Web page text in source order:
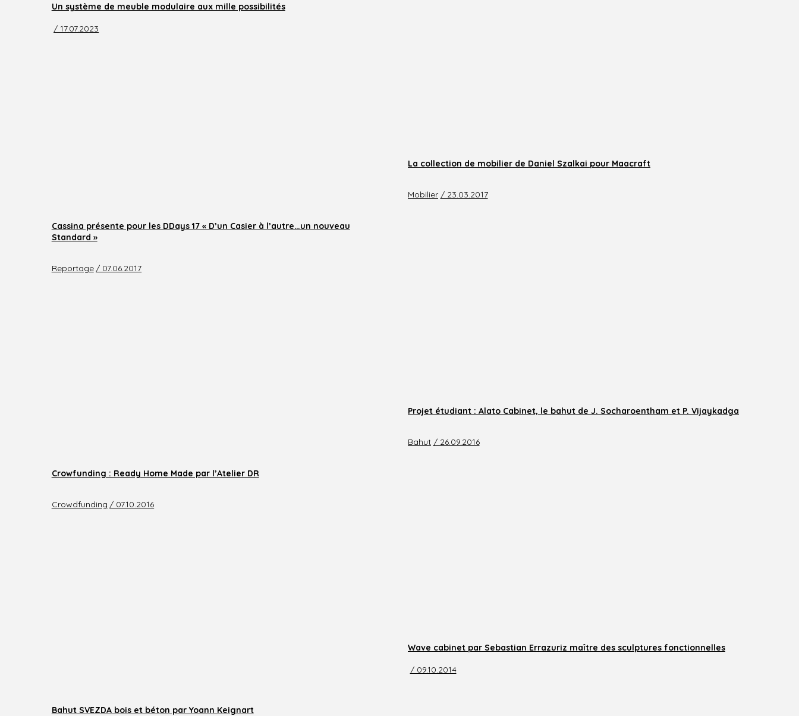
Un système de meuble modulaire aux mille possibilités
/ 17.07.2023
Cassina présente pour les DDays 17 « D’un Casier à l’autre…un nouveau
Standard »
Reportage / 07.06.2017
La collection de mobilier de Daniel Szalkai pour Maacraft
Mobilier / 23.03.2017
Crowfunding : Ready Home Made par l’Atelier DR
Crowdfunding / 07.10.2016
Projet étudiant : Alato Cabinet, le bahut de J. Socharoentham et P. Vijaykadga
Bahut / 26.09.2016
Bahut SVEZDA bois et béton par Yoann Keignart
Wave cabinet par Sebastian Errazuriz maître des sculptures fonctionnelles
/ 09.10.2014